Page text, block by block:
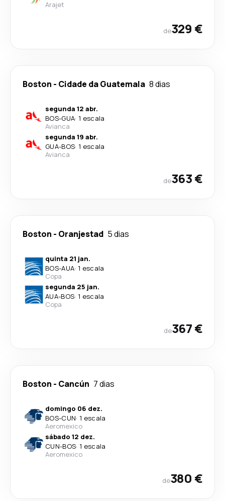
Arajet
de329 €
Boston - Cidade da Guatemala 8 dias
segunda 12 abr.
BOS-GUA· 1 escala
Avianca
segunda 19 abr.
GUA-BOS· 1 escala
Avianca
de363 €
Boston - Oranjestad 5 dias
quinta 21 jan.
BOS-AUA· 1 escala
Copa
segunda 25 jan.
AUA-BOS· 1 escala
Copa
de367 €
Boston - Cancún 7 dias
domingo 06 dez.
BOS-CUN· 1 escala
Aeromexico
sábado 12 dez.
CUN-BOS· 1 escala
Aeromexico
de380 €